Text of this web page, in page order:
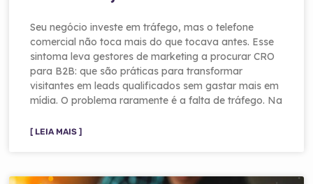
Seu negócio investe em tráfego, mas o telefone
comercial não toca mais do que tocava antes. Esse
sintoma leva gestores de marketing a procurar CRO
para B2B: que são práticas para transformar
visitantes em leads qualificados sem gastar mais em
mídia. O problema raramente é a falta de tráfego. Na
[ LEIA MAIS ]